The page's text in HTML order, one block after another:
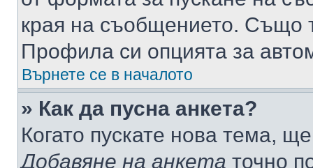
края на съобщението. Също
Профила си опцията за
Върнете се в началото
» Как да пусна анкета?
Когато пускате нова тема,
Добавяне на анкета точно